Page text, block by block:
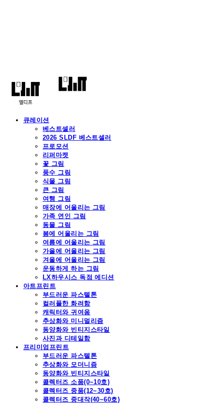
큐레이션
베스트셀러
2026 SLDF 베스트셀러
프로모션
리퍼마켓
꽃 그림
풍수 그림
식물 그림
큰 그림
여행 그림
매장에 어울리는 그림
가족 연인 그림
동물 그림
봄에 어울리는 그림
여름에 어울리는 그림
가을에 어울리는 그림
겨울에 어울리는 그림
운동하게 하는 그림
LX하우시스 독점 에디션
아트프린트
부드러운 파스텔톤
컬러풀한 화려함
캐릭터와 귀여움
추상화와 미니멀리즘
동양화와 빈티지스타일
사진과 디테일함
프리미엄프린트
부드러운 파스텔톤
추상화와 모더니즘
동양화와 빈티지스타일
콜렉터즈 소품(0~10호)
콜렉터즈 중품(12~30호)
콜렉터즈 중대작(40~60호)